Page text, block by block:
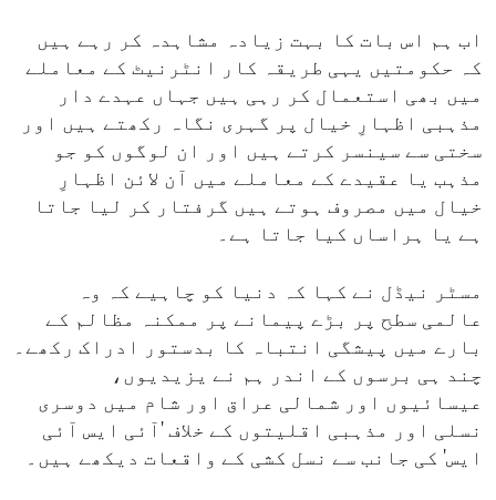
اب ہم اس بات کا بہت زیادہ مشاہدہ کر رہے ہیں
کہ حکومتیں یہی طریقہ کار انٹرنیٹ کے معاملے
میں بھی استعمال کر رہی ہیں جہاں عہدے دار
مذہبی اظہارِ خیال پر گہری نگاہ رکھتے ہیں اور
سختی سے سینسر کرتے ہیں اور ان لوگوں کو جو
مذہب یا عقیدے کے معاملے میں آن لائن اظہارِ
خیال میں مصروف ہوتے ہیں گرفتار کر لیا جاتا
ہے یا ہراساں کیا جاتا ہے۔
مسٹر نیڈل نے کہا کہ دنیا کو چاہیے کہ وہ
عالمی سطح پر بڑے پیمانے پر ممکنہ مظالم کے
بارے میں پیشگی انتباہ کا بدستور ادراک رکھے۔
چند ہی برسوں کے اندر ہم نے یزیدیوں،
عیسائیوں اور شمالی عراق اور شام میں دوسری
نسلی اور مذہبی اقلیتوں کے خلاف 'آئی ایس آئی
ایس' کی جانب سے نسل کشی کے واقعات دیکھے ہیں۔